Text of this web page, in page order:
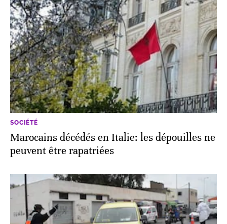
SOCIÉTÉ
Marocains décédés en Italie: les dépouilles ne
peuvent être rapatriées